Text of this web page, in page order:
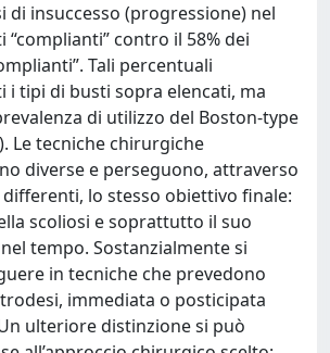
di insuccesso (progressione) nel
“complianti” contro il 58% dei
Tali percentuali
tipi di busti sopra elencati, ma
di utilizzo del Boston-type
Le tecniche chirurgiche
diverse e perseguono, attraverso
lo stesso obiettivo finale:
scoliosi e soprattutto il suo
tempo. Sostanzialmente si
in tecniche che prevedono
immediata o posticipata
ulteriore distinzione si può